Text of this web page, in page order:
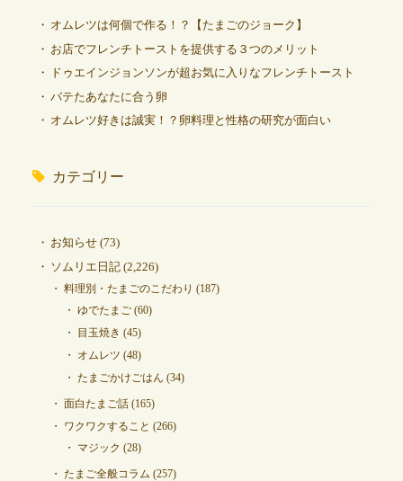
オムレツは何個で作る！？【たまごのジョーク】
お店でフレンチトーストを提供する３つのメリット
ドゥエインジョンソンが超お気に入りなフレンチトースト
バテたあなたに合う卵
オムレツ好きは誠実！？卵料理と性格の研究が面白い
カテゴリー
お知らせ(73)
ソムリエ日記(2,226)
料理別・たまごのこだわり (187)
ゆでたまご(60)
目玉焼き (45)
オムレツ (48)
たまごかけごはん (34)
面白たまご話(165)
ワクワクすること (266)
マジック (28)
たまご全般コラム (257)